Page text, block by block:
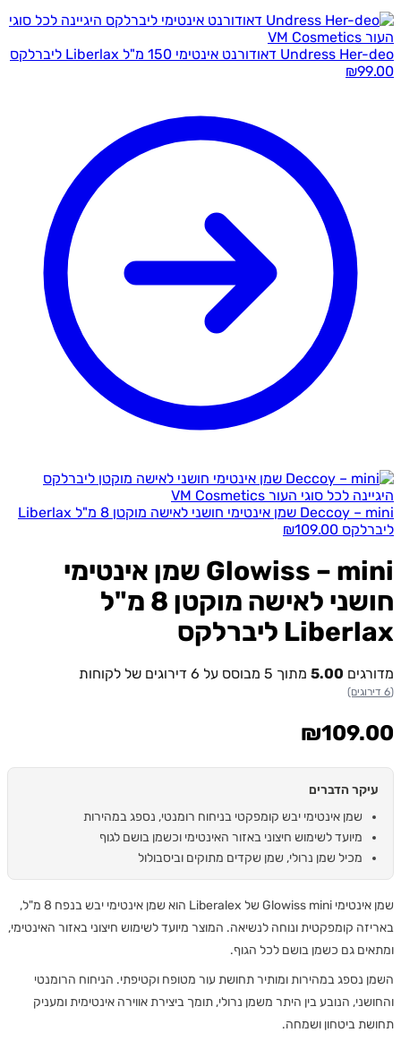
Undress Her-deo דאודורנט אינטימי 150 מ"ל Liberlax ליברלקס
₪99.00
Deccoy – mini שמן אינטימי חושני לאישה מוקטן 8 מ"ל Liberlax
ליברלקס
₪109.00
Glowiss – mini שמן אינטימי
חושני לאישה מוקטן 8 מ"ל
Liberlax ליברלקס
מדורגים 5.00 מתוך 5 מבוסס על 6 דירוגים של לקוחות
(6 דירוגים)
₪109.00
עיקר הדברים
שמן אינטימי יבש קומפקטי בניחוח רומנטי, נספג במהירות
מיועד לשימוש חיצוני באזור האינטימי וכשמן בושם לגוף
מכיל שמן נרולי, שמן שקדים מתוקים וביסבולול
שמן אינטימי Glowiss mini של Liberalex הוא שמן אינטימי יבש בנפח 8 מ"ל,
באריזה קומפקטית ונוחה לנשיאה. המוצר מיועד לשימוש חיצוני באזור האינטימי,
ומתאים גם כשמן בושם לכל הגוף.
השמן נספג במהירות ומותיר תחושת עור מטופח וקטיפתי. הניחוח הרומנטי
והחושני, הנובע בין היתר משמן נרולי, תומך ביצירת אווירה אינטימית ומעניק
תחושת ביטחון ושמחה.